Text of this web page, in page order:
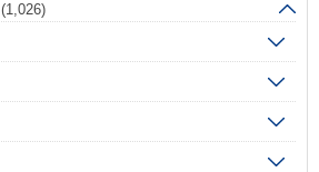
(1,026)